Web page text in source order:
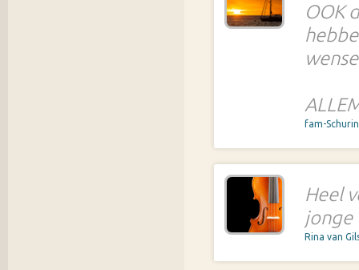
OOK
fam-
Heel
jonge
Rina van